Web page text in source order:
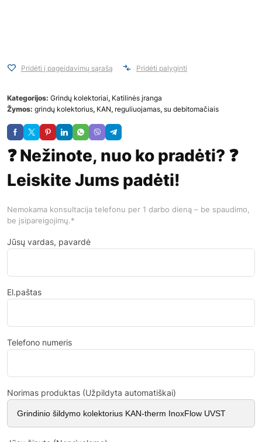
Pridėti į pageidavimų sąrašą Pridėti palyginti
Kategorijos: Grindų kolektoriai, Katilinės įranga
Žymos: grindų kolektorius, KAN, reguliuojamas, su debitomačiais
❓ Nežinote, nuo ko pradėti? ❓
Leiskite Jums padėti!
Nemokama konsultacija telefonu per 1 darbo dieną – be spaudimo,
be įsipareigojimų.*
Jūsų vardas, pavardė
El.paštas
Telefono numeris
Norimas produktas (Užpildyta automatiškai)